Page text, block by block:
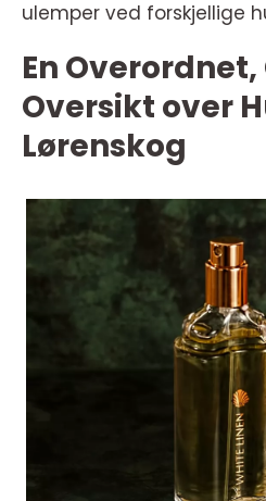
ulemper ved forskjellige
En
Oversikt over
Lørenskog